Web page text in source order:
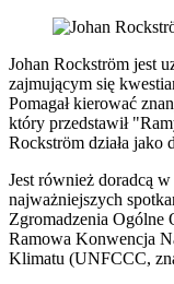
Johan Rockström jest
zajmującym się
Pomagał kierować
który przedstawił
Rockström działa jako
Jest również doradcą
najważniejszych
Zgromadzenia Ogólne
Ramowa Konwencja
Klimatu (UNFCCC,